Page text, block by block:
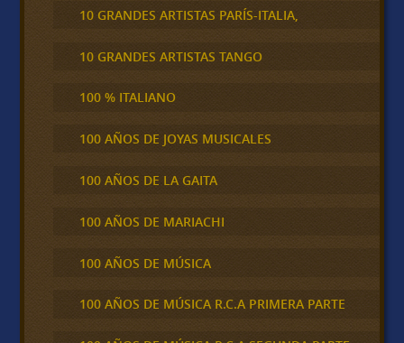
10 GRANDES ARTISTAS PARÍS-ITALIA,
10 GRANDES ARTISTAS TANGO
100 % ITALIANO
100 AÑOS DE JOYAS MUSICALES
100 AÑOS DE LA GAITA
100 AÑOS DE MARIACHI
100 AÑOS DE MÚSICA
100 AÑOS DE MÚSICA R.C.A PRIMERA PARTE